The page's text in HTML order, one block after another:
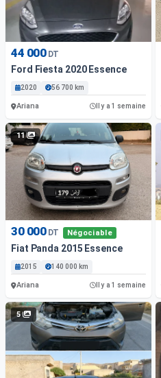
44 000 DT
Ford Fiesta 2020 Essence
2020 56 700 km
Ariana Il y a 1 semaine
11
30 000 DT Négociable
Fiat Panda 2015 Essence
2015 140 000 km
Ariana Il y a 1 semaine
5